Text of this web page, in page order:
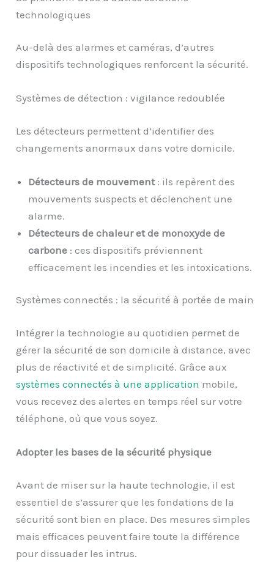
technologiques
Au-delà des alarmes et caméras, d’autres
dispositifs technologiques renforcent la sécurité.
Systèmes de détection : vigilance redoublée
Les détecteurs permettent d’identifier des
changements anormaux dans votre domicile.
Détecteurs de mouvement: ils repèrent des
mouvements suspects et déclenchent une
alarme.
Détecteurs de chaleur et de monoxyde de
carbone : ces dispositifs préviennent
efficacement les incendies et les intoxications.
Systèmes connectés : la sécurité à portée de main
Intégrer la technologie au quotidien permet de
gérer la sécurité de son domicile à distance, avec
plus de réactivité et de simplicité. Grâce aux
systèmes connectés à une application mobile,
vous recevez des alertes en temps réel sur votre
téléphone, où que vous soyez.
Adopter les bases de la sécurité physique
Avant de miser sur la haute technologie, il est
essentiel de s’assurer que les fondations de la
sécurité sont bien en place. Des mesures simples
mais efficaces peuvent faire toute la différence
pour dissuader les intrus.